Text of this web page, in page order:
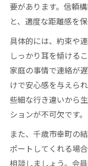
要があります。信頼
と、適度な距離感を保
具体的には、約束や
しっかり耳を傾ける
家庭の事情で連絡が
けで安心感を与えら
些細な行き違いから
ションが不可欠です。
また、千歳市幸町の
ポートしてくれる場
相談しましょう。会